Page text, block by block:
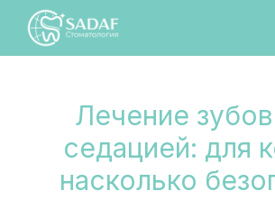
Лечение
седацией: для
насколько